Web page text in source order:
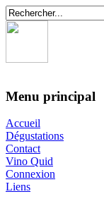
Menu principal
Accueil
Dégustations
Contact
Vino Quid
Connexion
Liens